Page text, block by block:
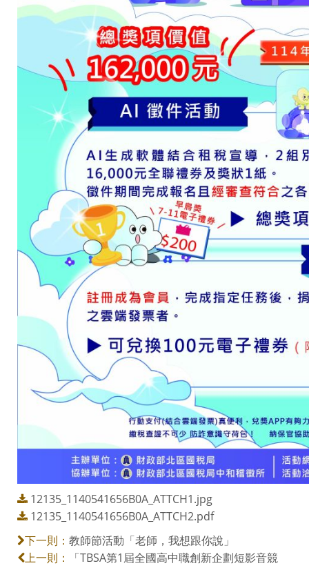
12135_1140541656B0A_ATTCH1.jpg
12135_1140541656B0A_ATTCH2.pdf
下一則： 教師節活動「老師，我想跟你說」
上一則：
「TBSA第1屆全國高中職創新企劃短影音競